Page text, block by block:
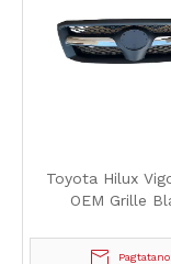
Toyota Hilux
OEM Grille